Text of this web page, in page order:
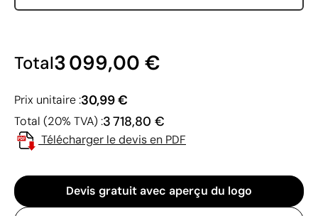
Total3 099,00 €
Prix unitaire :30,99 €
Total (20% TVA) :3 718,80 €
Télécharger le devis en PDF
Devis gratuit avec aperçu du logo